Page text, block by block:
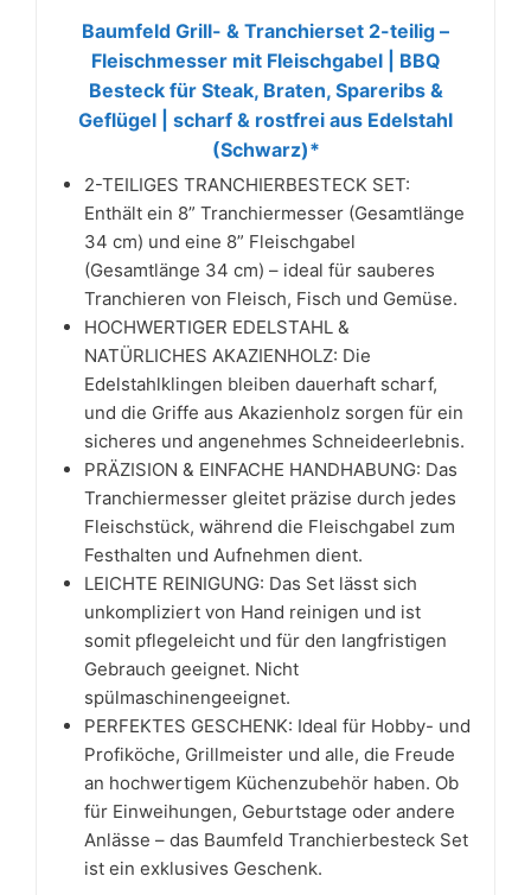
Baumfeld Grill- & Tranchierset 2-teilig –
Fleischmesser mit Fleischgabel | BBQ
Besteck für Steak, Braten, Spareribs &
Geflügel | scharf & rostfrei aus Edelstahl
(Schwarz)*
2-TEILIGES TRANCHIERBESTECK SET:
Enthält ein 8” Tranchiermesser (Gesamtlänge
34 cm) und eine 8” Fleischgabel
(Gesamtlänge 34 cm) – ideal für sauberes
Tranchieren von Fleisch, Fisch und Gemüse.
HOCHWERTIGER EDELSTAHL &
NATÜRLICHES AKAZIENHOLZ: Die
Edelstahlklingen bleiben dauerhaft scharf,
und die Griffe aus Akazienholz sorgen für ein
sicheres und angenehmes Schneideerlebnis.
PRÄZISION & EINFACHE HANDHABUNG: Das
Tranchiermesser gleitet präzise durch jedes
Fleischstück, während die Fleischgabel zum
Festhalten und Aufnehmen dient.
LEICHTE REINIGUNG: Das Set lässt sich
unkompliziert von Hand reinigen und ist
somit pflegeleicht und für den langfristigen
Gebrauch geeignet. Nicht
spülmaschinengeeignet.
PERFEKTES GESCHENK: Ideal für Hobby- und
Profiköche, Grillmeister und alle, die Freude
an hochwertigem Küchenzubehör haben. Ob
für Einweihungen, Geburtstage oder andere
Anlässe – das Baumfeld Tranchierbesteck Set
ist ein exklusives Geschenk.